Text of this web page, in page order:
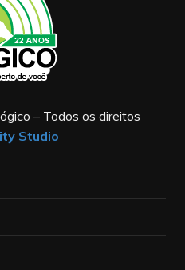
– Todos os direitos
Studio